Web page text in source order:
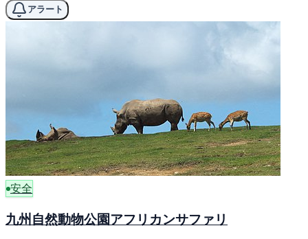
アラート
安全
九州自然動物公園アフリカンサファリ